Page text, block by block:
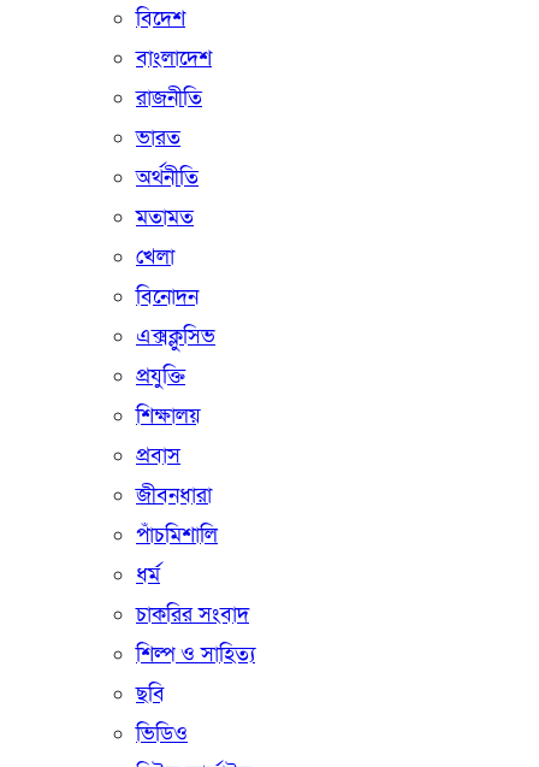
বিদেশ
বাংলাদেশ
রাজনীতি
ভারত
অর্থনীতি
মতামত
খেলা
বিনোদন
এক্সক্লুসিভ
প্রযুক্তি
শিক্ষালয়
প্রবাস
জীবনধারা
পাঁচমিশালি
ধর্ম
চাকরির সংবাদ
শিল্প ও সাহিত্য
ছবি
ভিডিও